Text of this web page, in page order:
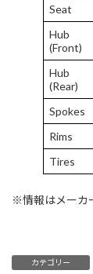
Seat
Hub
(Front)
Hub
(Rear)
Spokes
Rims
Tires
※情報はメーカ
カテゴリー